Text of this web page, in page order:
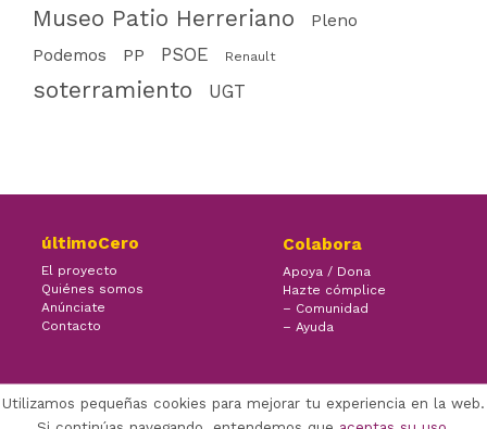
Museo Patio Herreriano
Pleno
Podemos
PP PSOE Renault
soterramiento UGT
últimoCero
El proyecto
Quiénes somos
Anúnciate
Contacto
Colabora
Apoya / Dona
Hazte cómplice
– Comunidad
– Ayuda
Facebook Twitter Youtube
Utilizamos pequeñas cookies para mejorar tu experiencia en la web.